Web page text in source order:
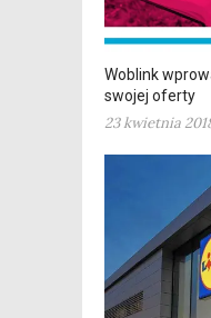
Woblink
swojej oferty
23 kwietnia